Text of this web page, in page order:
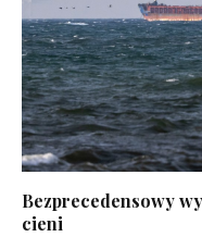
Bezprecedensowy
cieni